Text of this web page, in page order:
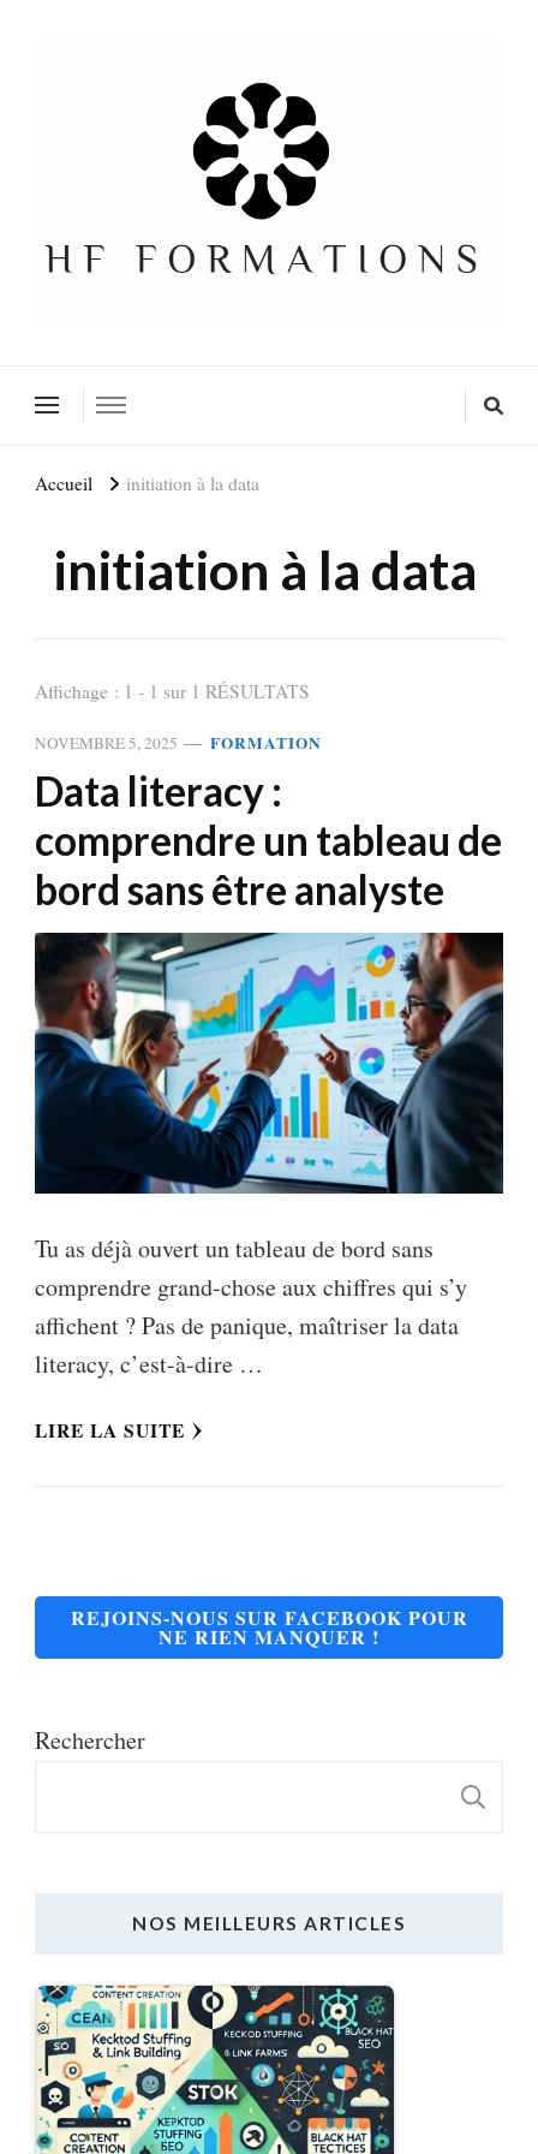
Accueil initiation à la data
initiation à la data
Affichage : 1 - 1 sur 1 RÉSULTATS
NOVEMBRE 5, 2025 FORMATION
Data literacy :
comprendre un tableau de
bord sans être analyste
Tu as déjà ouvert un tableau de bord sans
comprendre grand-chose aux chiffres qui s’y
affichent ? Pas de panique, maîtriser la data
literacy, c’est-à-dire …
LIRE LA SUITE
REJOINS-NOUS SUR FACEBOOK POUR
NE RIEN MANQUER !
Rechercher
NOS MEILLEURS ARTICLES